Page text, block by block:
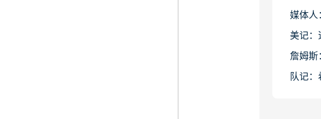
在决定
媒体人
艾顿的
美记：
野 不
詹姆斯
球投
队记